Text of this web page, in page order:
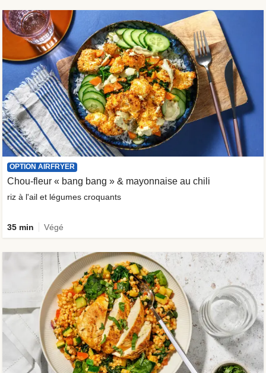
OPTION AIRFRYER
Chou-fleur « bang bang » & mayonnaise au chili
riz à l'ail et légumes croquants
35 min Végé